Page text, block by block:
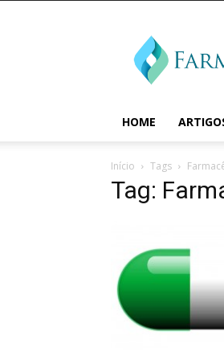
HOME
Início Tags
Tag: